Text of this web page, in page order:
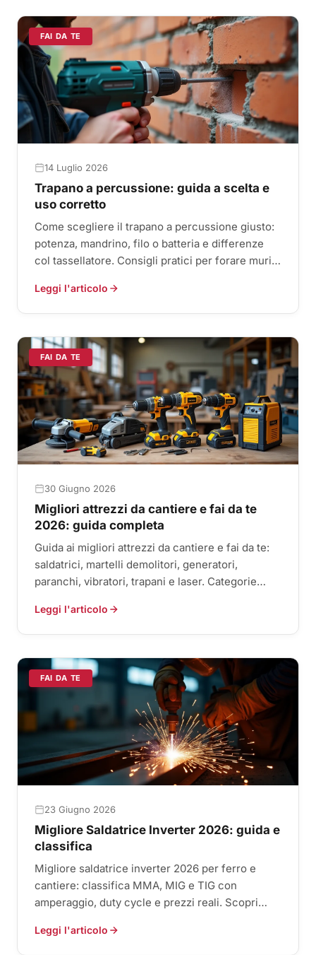
FAI DA TE
14 Luglio 2026
Trapano a percussione: guida a scelta e
uso corretto
Come scegliere il trapano a percussione giusto:
potenza, mandrino, filo o batteria e differenze
col tassellatore. Consigli pratici per forare muri e
Leggi l'articolo
FAI DA TE
30 Giugno 2026
Migliori attrezzi da cantiere e fai da te
2026: guida completa
Guida ai migliori attrezzi da cantiere e fai da te:
saldatrici, martelli demolitori, generatori,
paranchi, vibratori, trapani e laser. Categorie
Leggi l'articolo
FAI DA TE
23 Giugno 2026
Migliore Saldatrice Inverter 2026: guida e
classifica
Migliore saldatrice inverter 2026 per ferro e
cantiere: classifica MMA, MIG e TIG con
amperaggio, duty cycle e prezzi reali. Scopri
Leggi l'articolo